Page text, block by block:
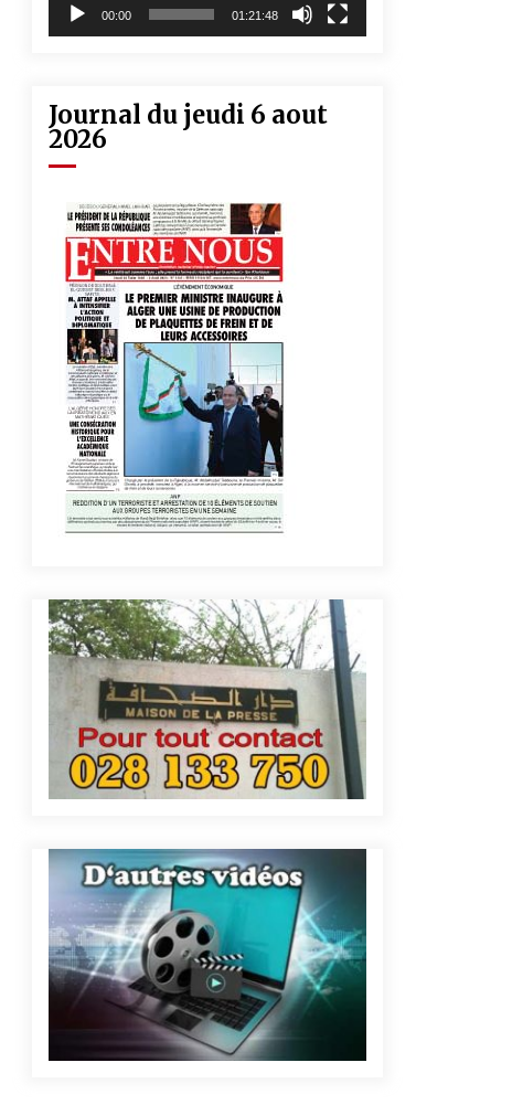
00:00 01:21:48
Journal du jeudi 6 aout
2026